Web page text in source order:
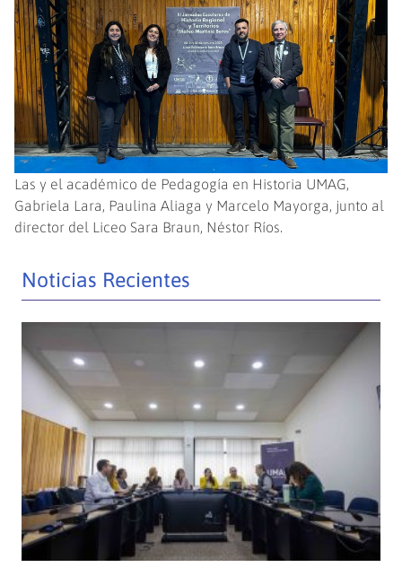
Las y el académico de Pedagogía en Historia UMAG,
Gabriela Lara, Paulina Aliaga y Marcelo Mayorga, junto al
director del Liceo Sara Braun, Néstor Ríos.
Noticias Recientes